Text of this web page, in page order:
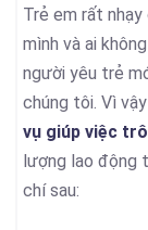
Trẻ em rất
mình và ai
người yêu trẻ
chúng tôi. Vì
vụ giúp việc
lượng lao động
chí sau: